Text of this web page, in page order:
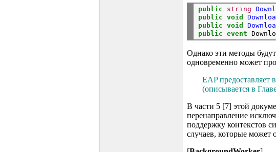
public string
public void
public void
public event
Однако эти методы
одновременно может
EAP предоставляет
(описывается в
В части 5 [7] этой
перенаправление
поддержку контекстов
случаев, которые может